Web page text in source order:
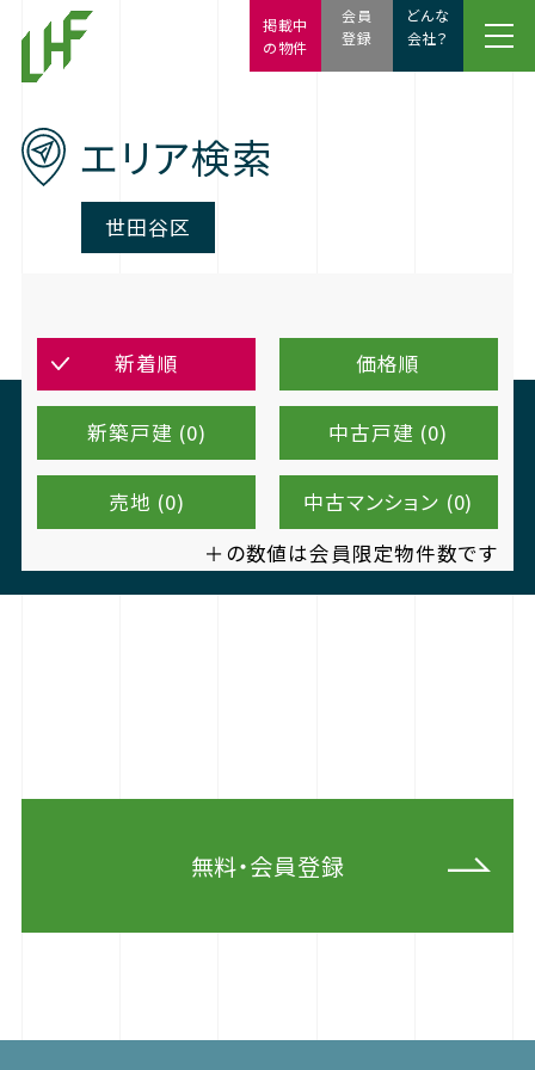
エリア検索
世田谷区
新着順 価格順
新築戸建 (0) 中古戸建 (0)
売地 (0)
中古マンション (0)
＋の数値は会員限定物件数です
無料・会員登録
会員
登録
どんな
会社？
掲載中
の物件